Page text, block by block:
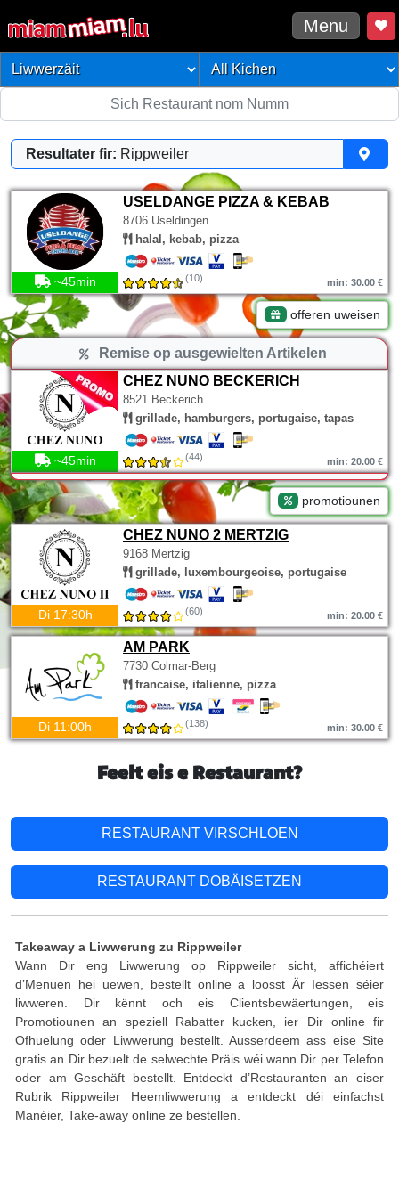
Menu
Resultater fir: Rippweiler
USELDANGE PIZZA & KEBAB
8706 Useldingen
halal, kebab, pizza
~45min (10) min: 30.00 €
offeren uweisen
Remise op ausgewielten Artikelen
CHEZ NUNO BECKERICH
8521 Beckerich
grillade, hamburgers, portugaise, tapas
~45min (44) min: 20.00 €
promotiounen
CHEZ NUNO 2 MERTZIG
9168 Mertzig
grillade, luxembourgeoise, portugaise
Di 17:30h (60) min: 20.00 €
AM PARK
7730 Colmar-Berg
francaise, italienne, pizza
Di 11:00h (138) min: 30.00 €
Feelt eis e Restaurant?
RESTAURANT VIRSCHLOEN
RESTAURANT DOBÄISETZEN
Takeaway a Liwwerung zu Rippweiler
Wann Dir eng Liwwerung op Rippweiler sicht, affichéiert
d’Menuen hei uewen, bestellt online a loosst Är Iessen séier
liwweren. Dir kënnt och eis Clientsbewäertungen, eis
Promotiounen an speziell Rabatter kucken, ier Dir online fir
Ofhuelung oder Liwwerung bestellt. Ausserdeem ass eise Site
gratis an Dir bezuelt de selwechte Präis wéi wann Dir per Telefon
oder am Geschäft bestellt. Entdeckt d’Restauranten an eiser
Rubrik Rippweiler Heemliwwerung a entdeckt déi einfachst
Manéier, Take-away online ze bestellen.